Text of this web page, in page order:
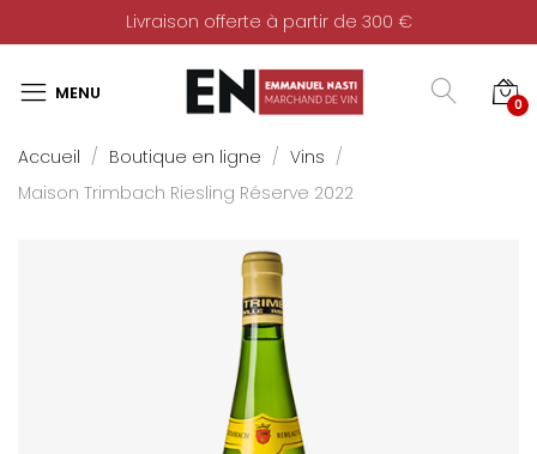
Livraison offerte à partir de 300 €
0
Accueil Boutique en ligne
Vins
Maison Trimbach Riesling Réserve 2022